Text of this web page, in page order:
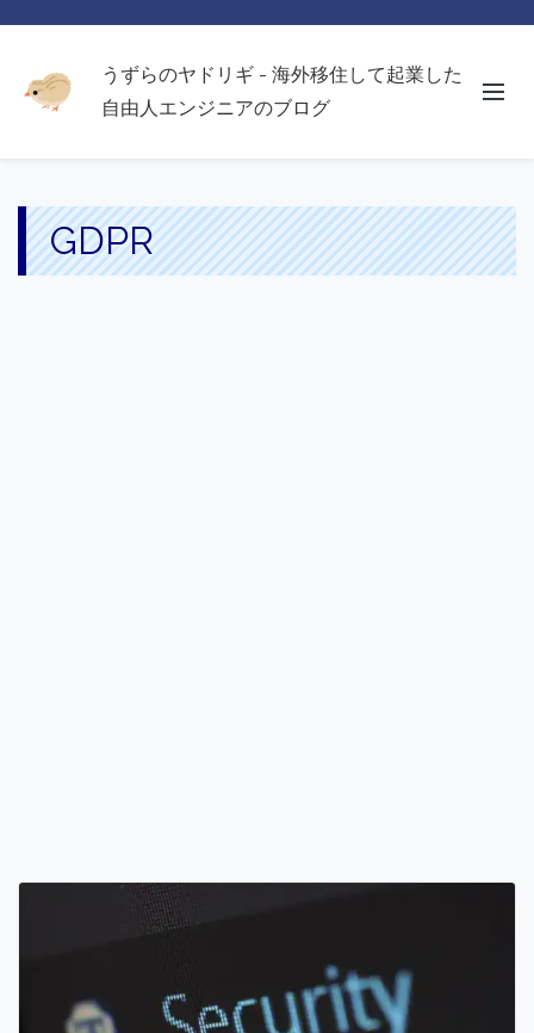
うずらのヤドリギ - 海外移住して起業した
自由人エンジニアのブログ
GDPR